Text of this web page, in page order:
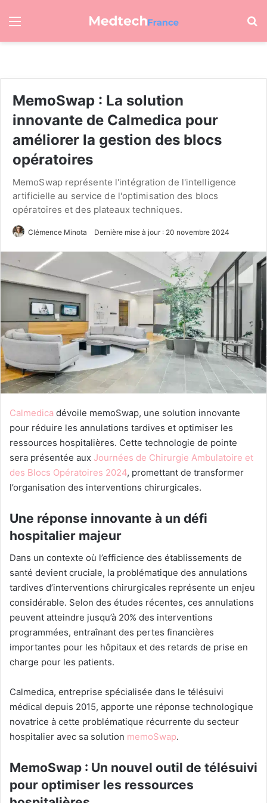
Menu
MemoSwap : La solution
innovante de Calmedica pour
améliorer la gestion des blocs
opératoires
MemoSwap représente l'intégration de l'intelligence
artificielle au service de l'optimisation des blocs
opératoires et des plateaux techniques.
Clémence Minota Dernière mise à jour : 20 novembre 2024
Calmedica dévoile memoSwap, une solution innovante
pour réduire les annulations tardives et optimiser les
ressources hospitalières. Cette technologie de pointe
sera présentée aux Journées de Chirurgie Ambulatoire et
des Blocs Opératoires 2024, promettant de transformer
l’organisation des interventions chirurgicales.
Une réponse innovante à un défi
hospitalier majeur
Dans un contexte où l’efficience des établissements de
santé devient cruciale, la problématique des annulations
tardives d’interventions chirurgicales représente un enjeu
considérable. Selon des études récentes, ces annulations
peuvent atteindre jusqu’à 20% des interventions
programmées, entraînant des pertes financières
importantes pour les hôpitaux et des retards de prise en
charge pour les patients.
Calmedica, entreprise spécialisée dans le télésuivi
médical depuis 2015, apporte une réponse technologique
novatrice à cette problématique récurrente du secteur
hospitalier avec sa solution memoSwap.
MemoSwap : Un nouvel outil de télésuivi
pour optimiser les ressources